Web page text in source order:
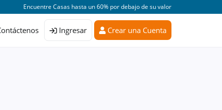
Encuentre Casas hasta un 60% por debajo de su valor
Ingresar Crear una Cuenta